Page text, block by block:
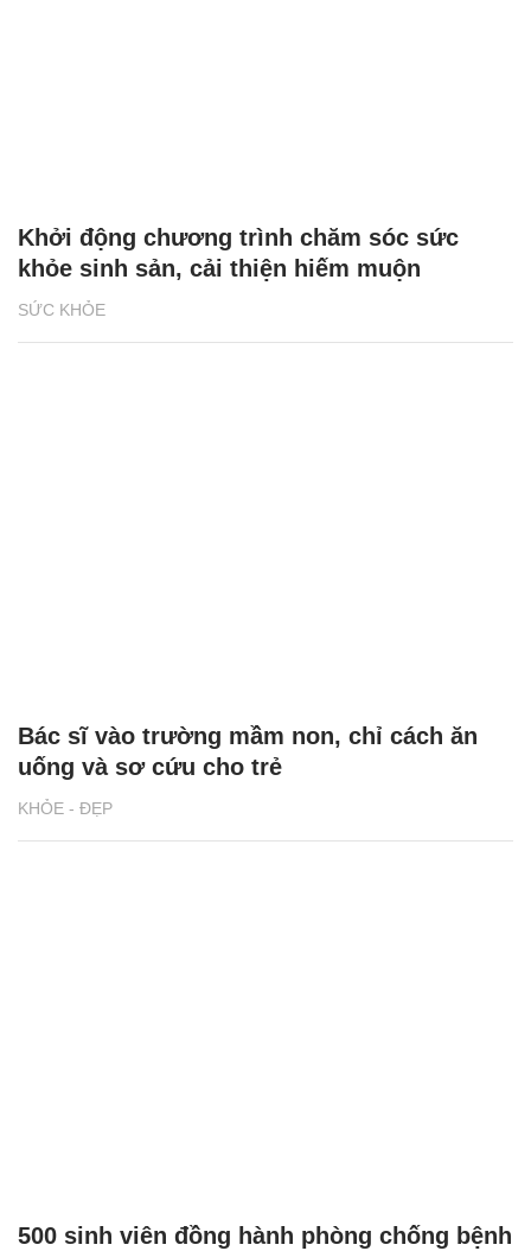
SỨC KHỎE
Khởi động chương trình chăm sóc sức
khỏe sinh sản, cải thiện hiếm muộn
KHỎE - ĐẸP
Bác sĩ vào trường mầm non, chỉ cách ăn
uống và sơ cứu cho trẻ
500 sinh viên đồng hành phòng chống bệnh